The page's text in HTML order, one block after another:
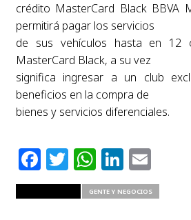
crédito MasterCard Black BBVA
permitirá pagar los servicios
de sus vehículos hasta en 12
MasterCard Black, a su vez
significa ingresar a un club
beneficios en la compra de
bienes y servicios diferenciales.
Facebook
Twitter
WhatsApp
GENTE Y NEGOCIOS